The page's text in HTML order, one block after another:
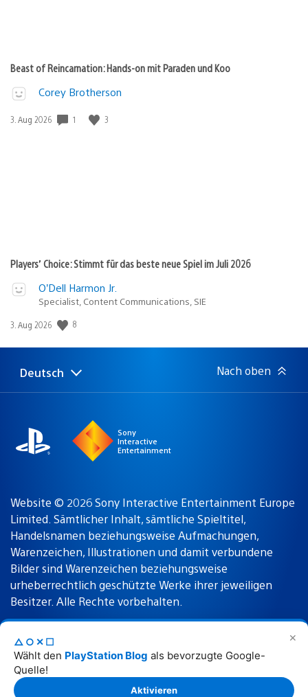
✕
△○✕☐
Wählt den PlayStation Blog als bevorzugte Google-
Quelle!
Aktivieren
Beast of Reincarnation: Hands-on mit Paraden und Koo
Corey Brotherson
Veröffentlichungsdatum:
3. Aug 2026 1 3
Players’ Choice: Stimmt für das beste neue Spiel im Juli 2026
O’Dell Harmon Jr.
Specialist, Content Communications, SIE
Veröffentlichungsdatum:
3. Aug 2026 8
Select
a
Aktuelle
Region:
Deutsch Nach oben
Sony
Interactive
Entertainment
Website © 2026 Sony Interactive Entertainment Europe
Limited. Sämtlicher Inhalt, sämtliche Spieltitel,
Handelsnamen beziehungsweise Aufmachungen,
Warenzeichen, Illustrationen und damit verbundene
Bilder sind Warenzeichen beziehungsweise
urheberrechtlich geschützte Werke ihrer jeweiligen
Besitzer. Alle Rechte vorbehalten.
Nutzungsbedingungen Datenschutzrichtlinie
Rechtliche Hinweise